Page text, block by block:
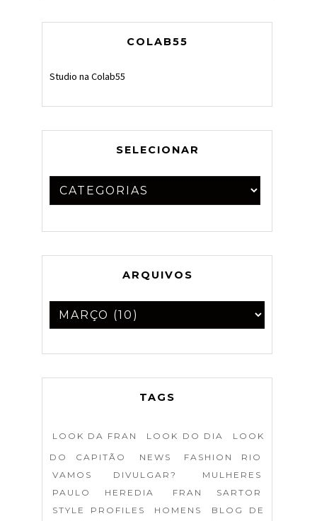
COLAB55
Studio na Colab55
SELECIONAR
ARQUIVOS
TAGS
LOOK DA FRAN LOOK DO DIA
LOOK
DO CAPITÃO
NEWS
FASHION RIO
VAMOS DIVULGAR?
MULHERES
PAULO HEREDIA
FRAN SARTOR
STYLE PROFILES
HOMENS
BLOG DE